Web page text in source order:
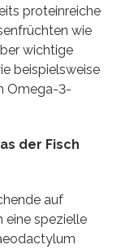
proteinreiche
wie
wichtige
beispielsweise
Omega-3-
der Fisch
auf
eine spezielle